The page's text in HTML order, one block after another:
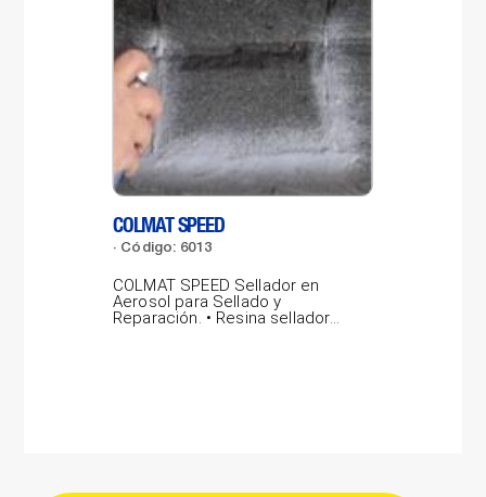
COLMAT SPEED
Código: 6013
COLMAT SPEED Sellador en
Aerosol para Sellado y
Reparación. • Resina selladora